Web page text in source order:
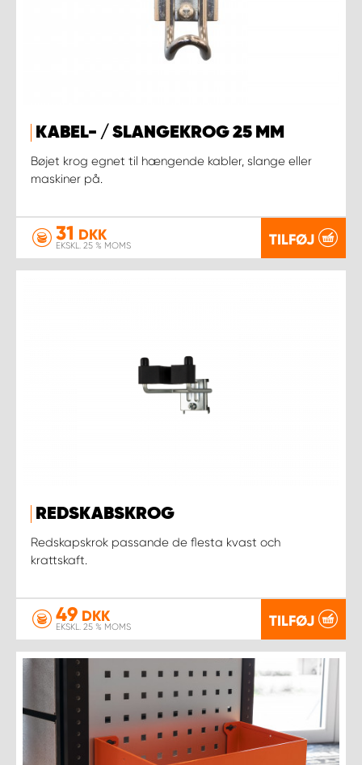
KABEL- / SLANGEKROG 25 MM
Bøjet krog egnet til hængende kabler, slange eller
maskiner på.
31 DKK
EKSKL. 25 % MOMS TILFØJ
REDSKABSKROG
Redskapskrok passande de flesta kvast och
krattskaft.
49 DKK
EKSKL. 25 % MOMS TILFØJ